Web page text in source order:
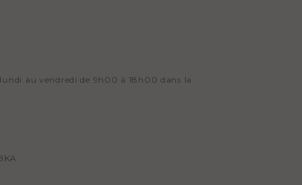
au vendredi de 9h00 à 18h00 dans la